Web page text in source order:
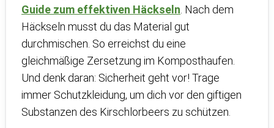
Guide zum effektiven Häckseln . Nach dem
Häckseln musst du das Material gut
durchmischen. So erreichst du eine
gleichmäßige Zersetzung im Komposthaufen.
Und denk daran: Sicherheit geht vor! Trage
immer Schutzkleidung, um dich vor den giftigen
Substanzen des Kirschlorbeers zu schützen.